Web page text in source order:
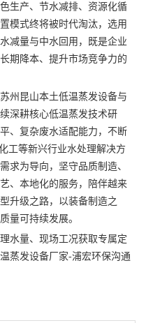
生产、节水减排、资源化循
模式终将被时代淘汰，选用
减量与中水回用，既是企业
期降本、提升市场竞争力的
州昆山本土低温蒸发设备与
深耕核心低温蒸发技术研
、复杂废水适配能力，不断
工等新兴行业水处理解决方
求为导向，坚守品质制造、
、本地化的服务，陪伴越来
升级之路，以装备制造之
量可持续发展。
水量、现场工况获取专属定
蒸发设备厂家-浦宏环保沟通